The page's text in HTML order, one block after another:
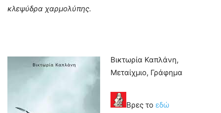
κλεψύδρα χαρμολύπης.
Βικτωρία Καπλάνη,
Μεταίχμιο, Γράφημα
Βρες το εδώ